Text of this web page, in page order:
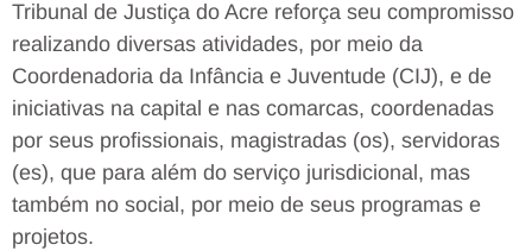
Tribunal de Justiça do Acre reforça seu compromisso
realizando diversas atividades, por meio da
Coordenadoria da Infância e Juventude (CIJ), e de
iniciativas na capital e nas comarcas, coordenadas
por seus profissionais, magistradas (os), servidoras
(es), que para além do serviço jurisdicional, mas
também no social, por meio de seus programas e
projetos.